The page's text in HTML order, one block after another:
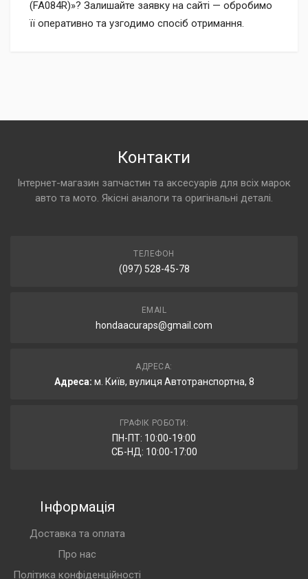
(FA084R)»? Залишайте заявку на сайті — обробимо
її оперативно та узгодимо спосіб отримання.
Контакти
Інтернет-магазин запчастин та аксесуарів для всіх марок
авто та мото. Якісні аналоги та оригінальні деталі.
ТЕЛЕФОН
(097) 528-45-78
EMAIL
hondaacuraps@gmail.com
АДРЕСА:
Адреса: м. Київ, вулиця Автотранспортна, 8
ГРАФІК РОБОТИ:
ПН-ПТ: 10:00-19:00
СБ-НД: 10:00-17:00
Інформація
Доставка та оплата
Про нас
Політика конфіденційності